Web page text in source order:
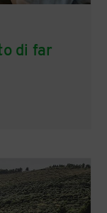
di far